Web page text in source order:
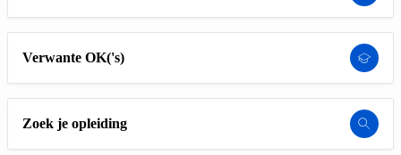
Verwante OK('s)
Zoek je opleiding